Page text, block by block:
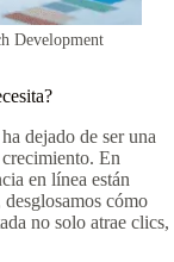
Development
dejado de ser una
En
en línea están
cómo
no solo atrae clics,